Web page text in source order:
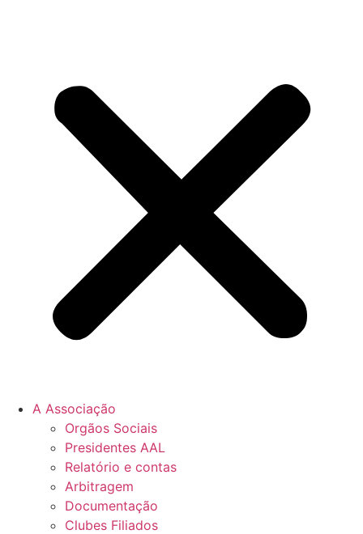
A Associação
Orgãos Sociais
Presidentes AAL
Relatório e contas
Arbitragem
Documentação
Clubes Filiados